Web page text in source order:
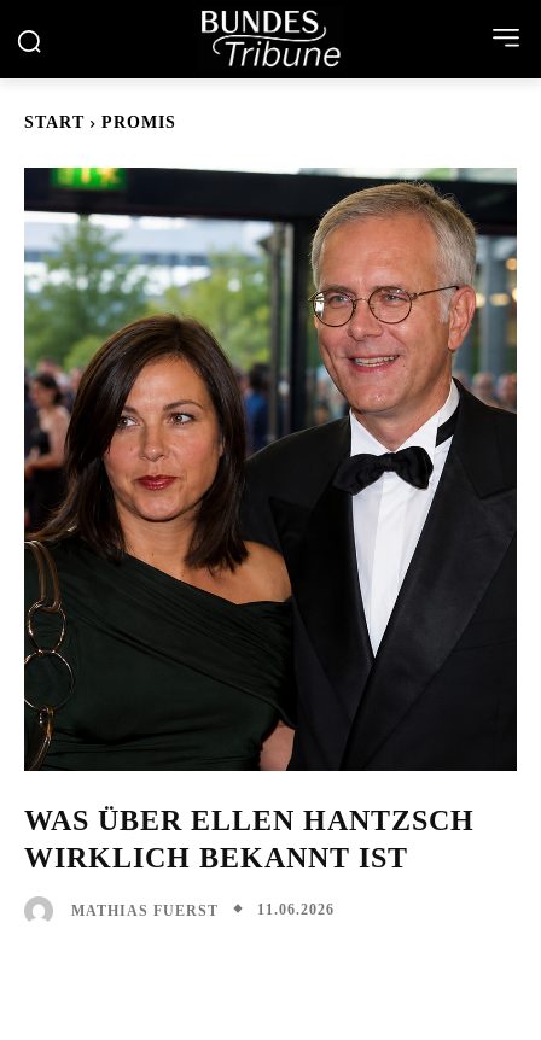
START PROMIS
WAS ÜBER ELLEN HANTZSCH
WIRKLICH BEKANNT IST
MATHIAS FUERST 11.06.2026